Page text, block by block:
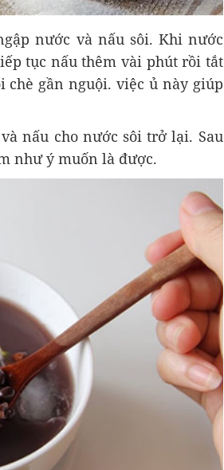
nước và nấu sôi. Khi nước
tục nấu thêm vài phút rồi tắt
gần nguội. việc ủ này giúp
nấu cho nước sôi trở lại. Sau
như ý muốn là được.